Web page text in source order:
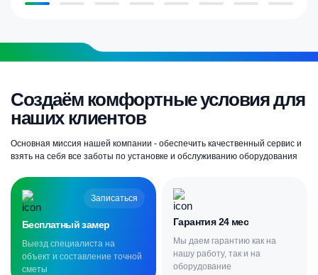
Создаём комфортные условия для
наших клиентов
Основная миссия нашей компании - обеспечить качественный сервис и
взять на себя все заботы по установке и обслуживанию оборудования
Записаться
Бесплатный замер
Выезд специалиста на
объект и составление точной
сметы
Гарантия 24 мес
Мы даем гарантию как на
нашу работу, так и на
оборудование